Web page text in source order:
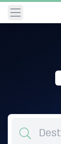
Navegação